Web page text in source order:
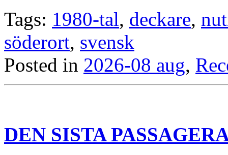
Tags: 1980-tal, deckare,
söderort, svensk
Posted in 2026-08 aug,
DEN SISTA